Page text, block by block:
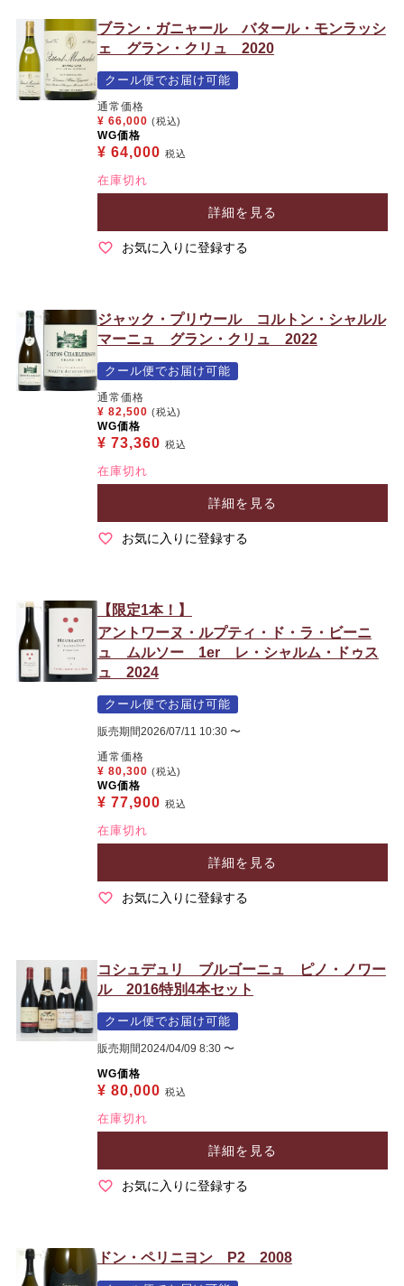
ブラン・ガニャール バタール・モンラッシ
ェ グラン・クリュ 2020
クール便でお届け可能
通常価格
¥ 66,000 (税込)
WG価格
¥ 64,000 税込
在庫切れ
詳細を見る
お気に入りに登録する
ジャック・プリウール コルトン・シャルル
マーニュ グラン・クリュ 2022
クール便でお届け可能
通常価格
¥ 82,500 (税込)
WG価格
¥ 73,360 税込
在庫切れ
詳細を見る
お気に入りに登録する
【限定1本！】
アントワーヌ・ルプティ・ド・ラ・ビーニ
ュ ムルソー 1er レ・シャルム・ドゥス
ュ 2024
クール便でお届け可能
販売期間2026/07/11 10:30 〜
通常価格
¥ 80,300 (税込)
WG価格
¥ 77,900 税込
在庫切れ
詳細を見る
お気に入りに登録する
コシュデュリ ブルゴーニュ ピノ・ノワー
ル 2016特別4本セット
クール便でお届け可能
販売期間2024/04/09 8:30 〜
WG価格
¥ 80,000 税込
在庫切れ
詳細を見る
お気に入りに登録する
ドン・ペリニヨン P2 2008